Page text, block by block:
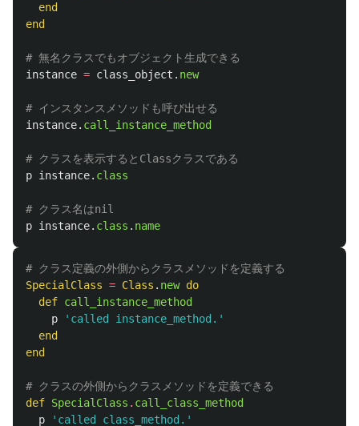
end
end
# 無名クラスでもオブジェクト生成できる
instance = class_object . new
# インスタンスメソッドも呼び出せる
instance. call_instance_method
# クラスを表示するとClassクラスである
p instance. class
# クラス名はnil
p instance. class . name
# クラス定義の外側からクラスメソッドを定義する
SpecialClass = Class . new do
def call_instance_method
p
'called instance_method.'
end
end
# クラスの外側からクラスメソッドを定義できる
def SpecialClass . call_class_method
p
'called class_method.'